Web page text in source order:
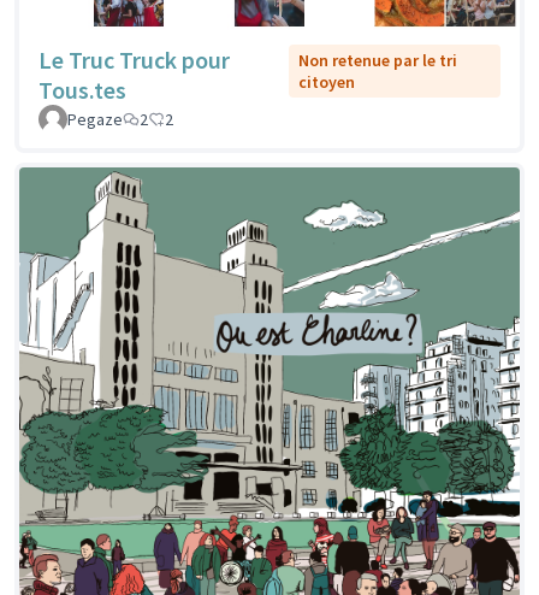
Le Truc Truck pour
Tous.tes
Non retenue par le tri
citoyen
Pegaze
2 2